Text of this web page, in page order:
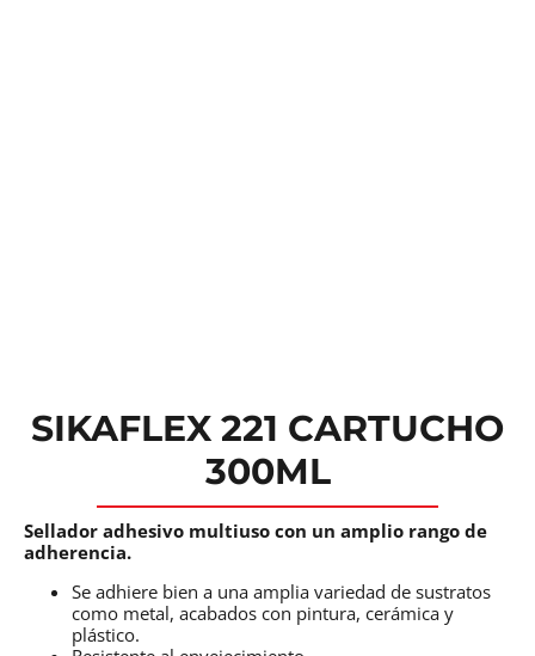
SIKAFLEX 221 CARTUCHO
300ML
Sellador adhesivo multiuso con un amplio rango de
adherencia.
Se adhiere bien a una amplia variedad de sustratos
como metal, acabados con pintura, cerámica y
plástico.